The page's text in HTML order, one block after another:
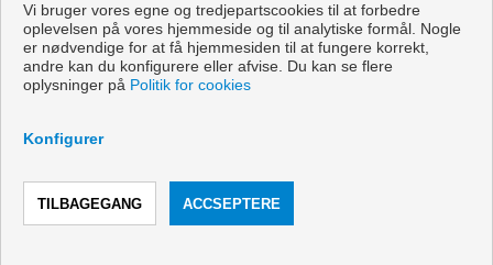
Flader og huse til salg i Torremolinos
FØLG OS
Vi bruger vores egne og tredjepartscookies til at forbedre
oplevelsen på vores hjemmeside og til analytiske formål. Nogle
er nødvendige for at få hjemmesiden til at fungere korrekt,
andre kan du konfigurere eller afvise. Du kan se flere
oplysninger på Politik for cookies
Konfigurer